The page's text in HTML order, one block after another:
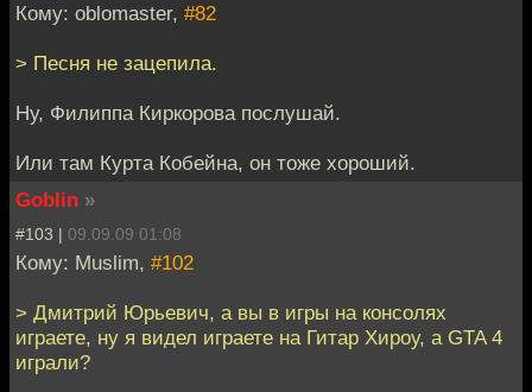
Кому: oblomaster, #82
> Песня не зацепила.
Ну, Филиппа Киркорова послушай.
Или там Курта Кобейна, он тоже хороший.
Goblin »
#103 | 09.09.09 01:08
Кому: Muslim, #102
> Дмитрий Юрьевич, а вы в игры на консолях
играете, ну я видел играете на Гитар Хироу, а GTA 4
играли?